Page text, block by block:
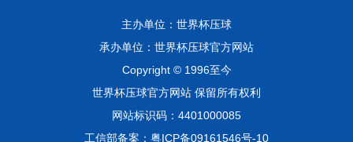
主办单位：世界杯压球
承办单位：世界杯压球官方网站
Copyright © 1996至今
世界杯压球官方网站 保留所有权利
网站标识码：4401000085
工信部备案：粤ICP备09161546号-10